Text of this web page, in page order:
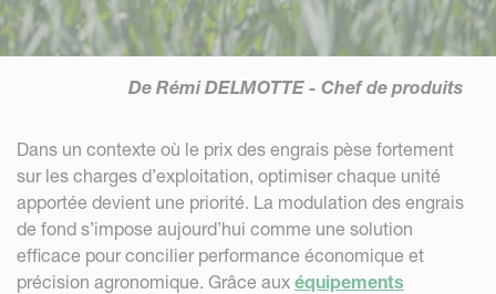
De Rémi DELMOTTE - Chef de produits
Dans un contexte où le prix des engrais pèse fortement
sur les charges d’exploitation, optimiser chaque unité
apportée devient une priorité. La modulation des engrais
de fond s’impose aujourd’hui comme une solution
efficace pour concilier performance économique et
précision agronomique. Grâce aux équipements